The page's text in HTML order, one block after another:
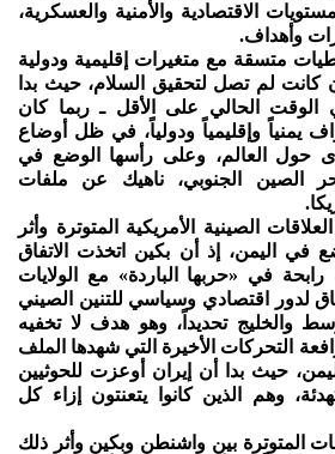
الاقتصادية والأمنية والعسكرية،
وأهداف.
متسقة مع متغيرات إقليمية ودولية
لم تصل لتحقيق السلام، حيث بدا
الوقت الحالي على الأقل ـ ربما كان
يمنياً وإقليمياً ودولياً، في ظل أوضاع
حول العالم، وعلى رأسها الوضع في
بحر الصين الجنوبي، ناهيك عن ملفات
الصينية الأمريكية المتوترة وأثر
اليمن، إذ أن بكين اتخذت الاتفاق
رابحة في «حربها الباردة» مع الولايات
لدور اقتصادي وسياسي للتنين الصيني
والخليج تحديداً، وهو هدف لا تخفيه
التحركات الأخيرة التي شهدها الملف
حيث بدا أن إيران أوعزت للحوثيين
وهم الذين كانوا يتعنتون إزاء كل
المتوترة بين واشنطن وبكين وأثر ذلك